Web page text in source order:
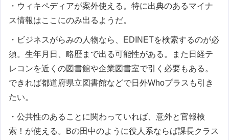
・ウィキペディアが案外使える。特に出典のあるマイナ
ス情報はここにのみ出るようだ。
・ビジネスがらみの人物なら、EDINETを検索するのが必
須。生年月日、略歴まで出る可能性がある。また日経テ
レコンを近くの図書館や企業図書室で引く必要もある。
できれば都道府県立図書館などで日外Whoプラスも引き
たい。
・公共性のあることに関わっていれば、意外と官報検
索！が使える。Bの田中のように役人系ならば課長クラス